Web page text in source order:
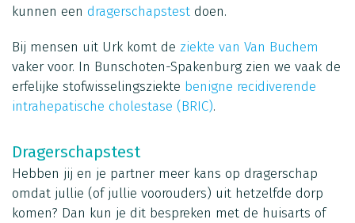
kunnen een dragerschapstest doen.
Bij mensen uit Urk komt de ziekte van Van Buchem
vaker voor. In Bunschoten-Spakenburg zien we vaak de
erfelijke stofwisselingsziekte benigne recidiverende
intrahepatische cholestase (BRIC).
Dragerschapstest
Hebben jij en je partner meer kans op dragerschap
omdat jullie (of jullie voorouders) uit hetzelfde dorp
komen? Dan kun je dit bespreken met de huisarts of